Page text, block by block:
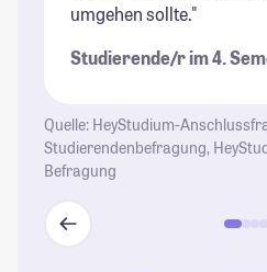
umgehen sollte."
Studierende/r im 4.
Quelle: HeyStudium-
Studierendenbefragung,
Befragung